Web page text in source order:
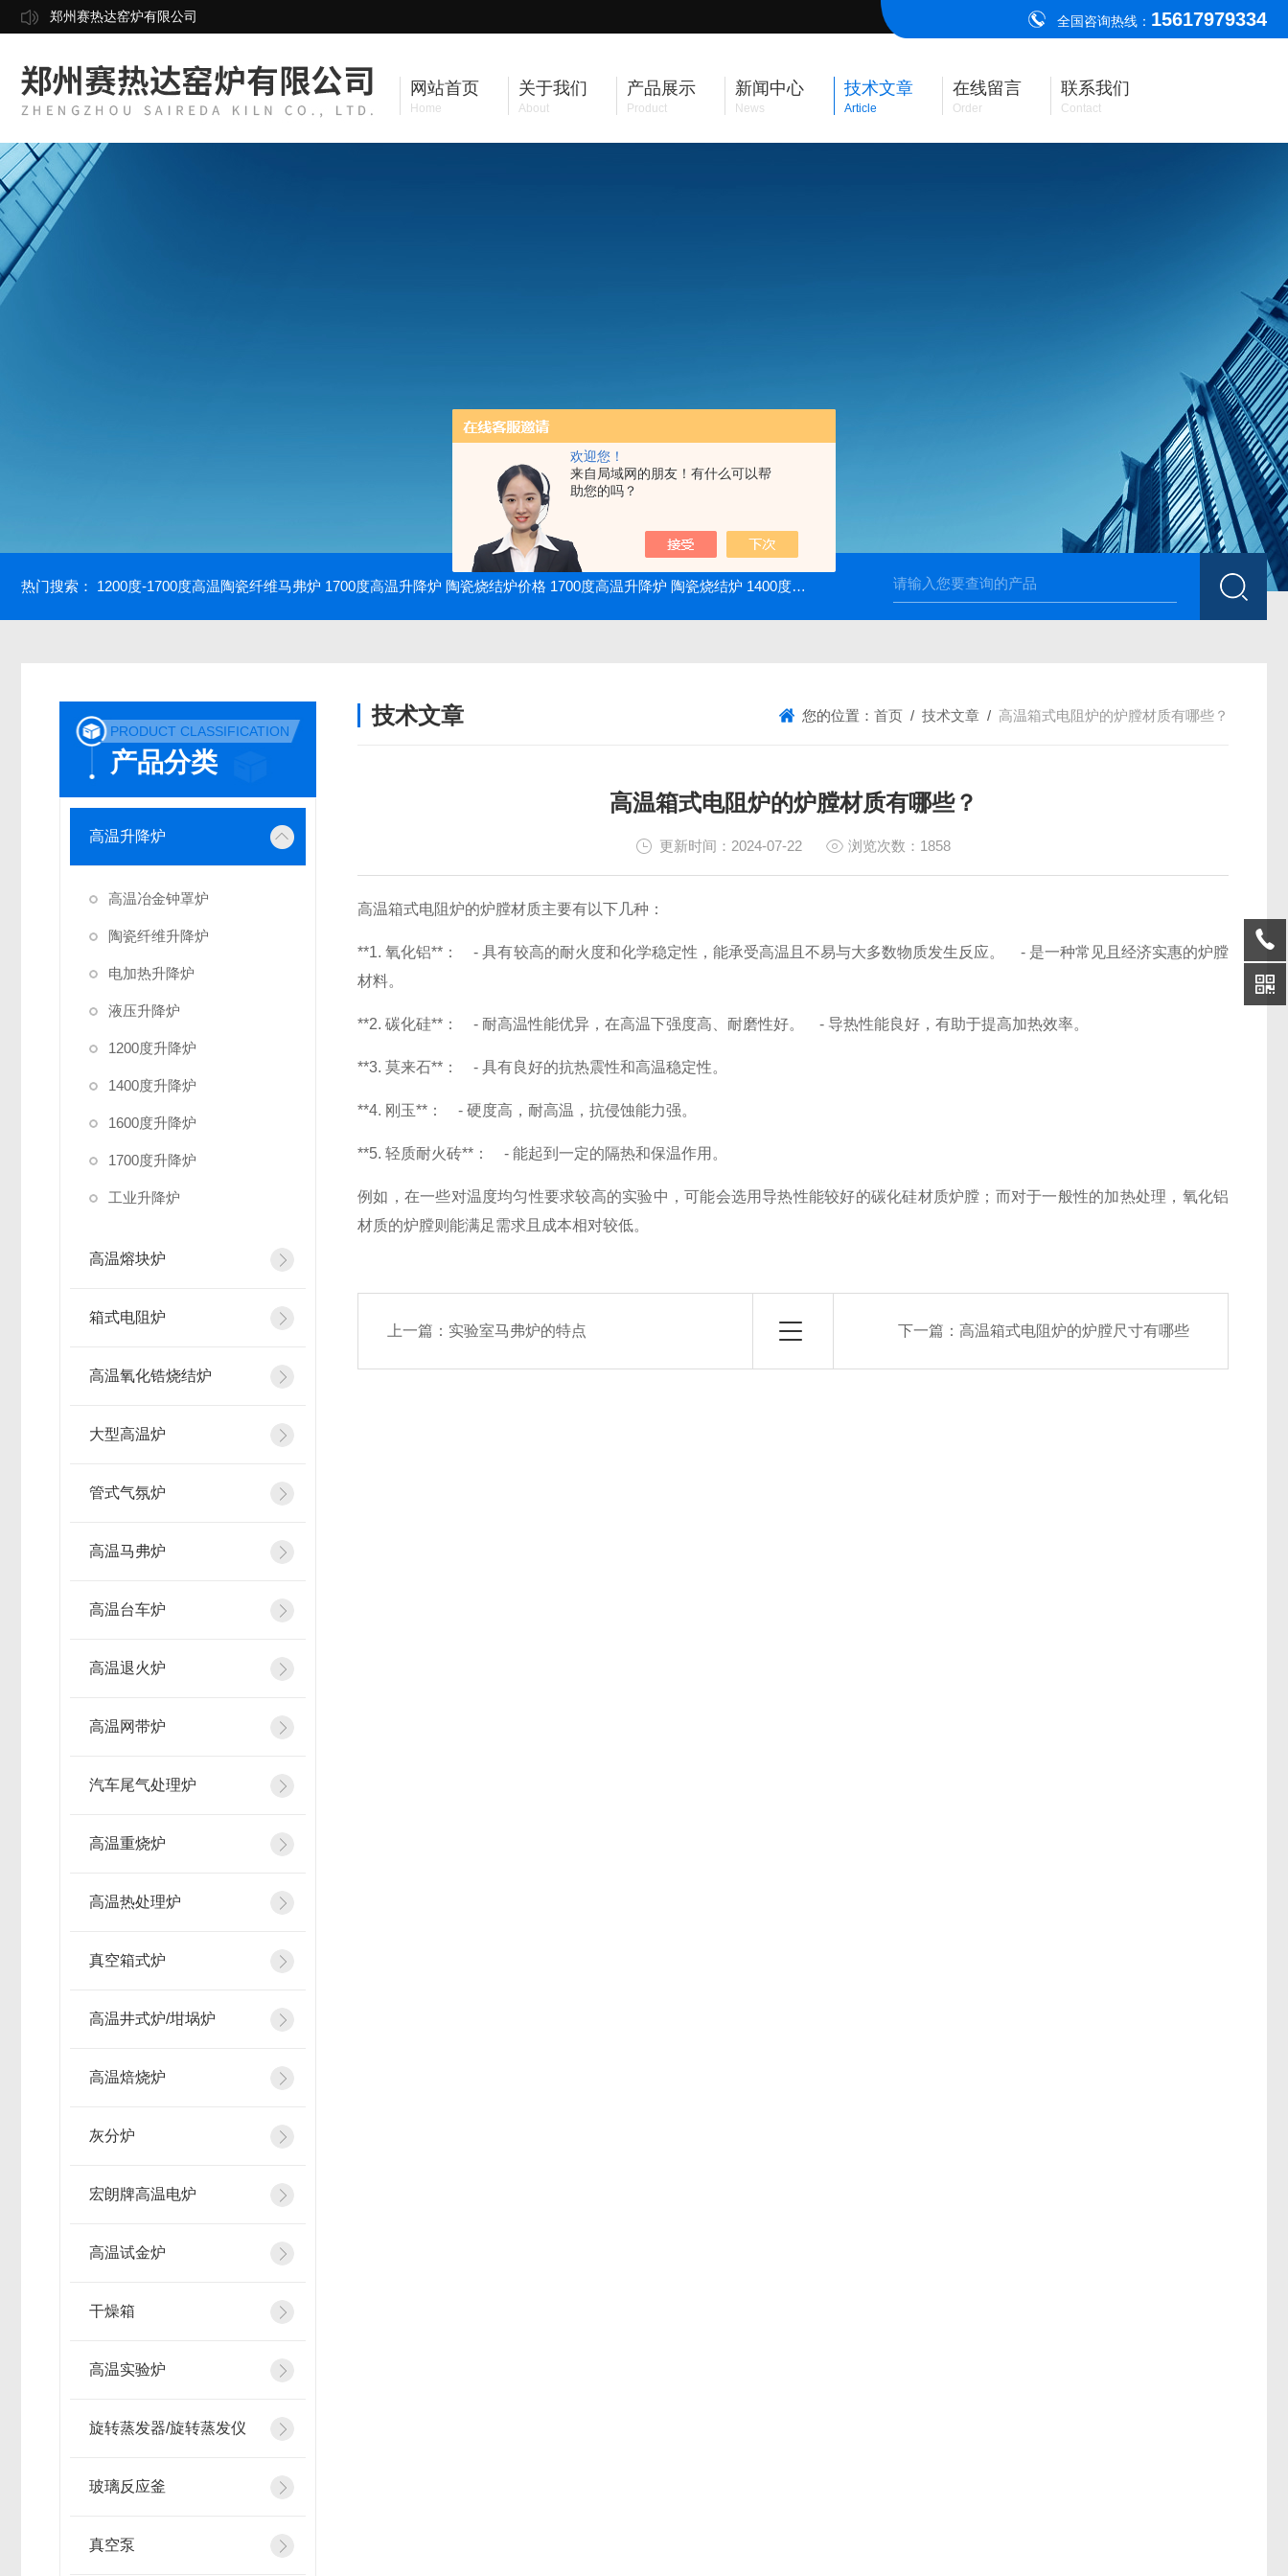
欢迎您！
来自局域网的朋友！有什么可以帮
助您的吗？
郑州赛热达窑炉有限公司 全国咨询热线： 15617979334
网站首页
Home
关于我们
About
产品展示
Product
新闻中心
News
技术文章
Article
在线留言
Order
联系我们
Contact
热门搜索： 1200度-1700度高温陶瓷纤维马弗炉 1700度高温升降炉 陶瓷烧结炉价格 1700度高温升降炉 陶瓷烧结炉 1400度电动升降炉 实验室使用 高温烧结升降炉 可四面加热 1700度升降式马弗炉 烧
PRODUCT CLASSIFICATION
产品分类
高温升降炉
高温冶金钟罩炉
陶瓷纤维升降炉
电加热升降炉
液压升降炉
1200度升降炉
1400度升降炉
1600度升降炉
1700度升降炉
工业升降炉
高温熔块炉
箱式电阻炉
高温氧化锆烧结炉
大型高温炉
管式气氛炉
高温马弗炉
高温台车炉
高温退火炉
高温网带炉
汽车尾气处理炉
高温重烧炉
高温热处理炉
真空箱式炉
高温井式炉/坩埚炉
高温焙烧炉
灰分炉
宏朗牌高温电炉
高温试金炉
干燥箱
高温实验炉
旋转蒸发器/旋转蒸发仪
玻璃反应釜
真空泵
技术文章 您的位置： 首页 / 技术文章 / 高温箱式电阻炉的炉膛材质有哪些？
高温箱式电阻炉的炉膛材质有哪些？
更新时间：2024-07-22 浏览次数：1858
高温箱式电阻炉的炉膛材质主要有以下几种：
**1. 氧化铝**： - 具有较高的耐火度和化学稳定性，能承受高温且不易与大多数物质发生反应。 - 是一种常见且经济实惠的炉膛
材料。
**2. 碳化硅**： - 耐高温性能优异，在高温下强度高、耐磨性好。 - 导热性能良好，有助于提高加热效率。
**3. 莫来石**： - 具有良好的抗热震性和高温稳定性。
**4. 刚玉**： - 硬度高，耐高温，抗侵蚀能力强。
**5. 轻质耐火砖**： - 能起到一定的隔热和保温作用。
例如，在一些对温度均匀性要求较高的实验中，可能会选用导热性能较好的碳化硅材质炉膛；而对于一般性的加热处理，氧化铝
材质的炉膛则能满足需求且成本相对较低。
上一篇： 实验室马弗炉的特点 下一篇： 高温箱式电阻炉的炉膛尺寸有哪些